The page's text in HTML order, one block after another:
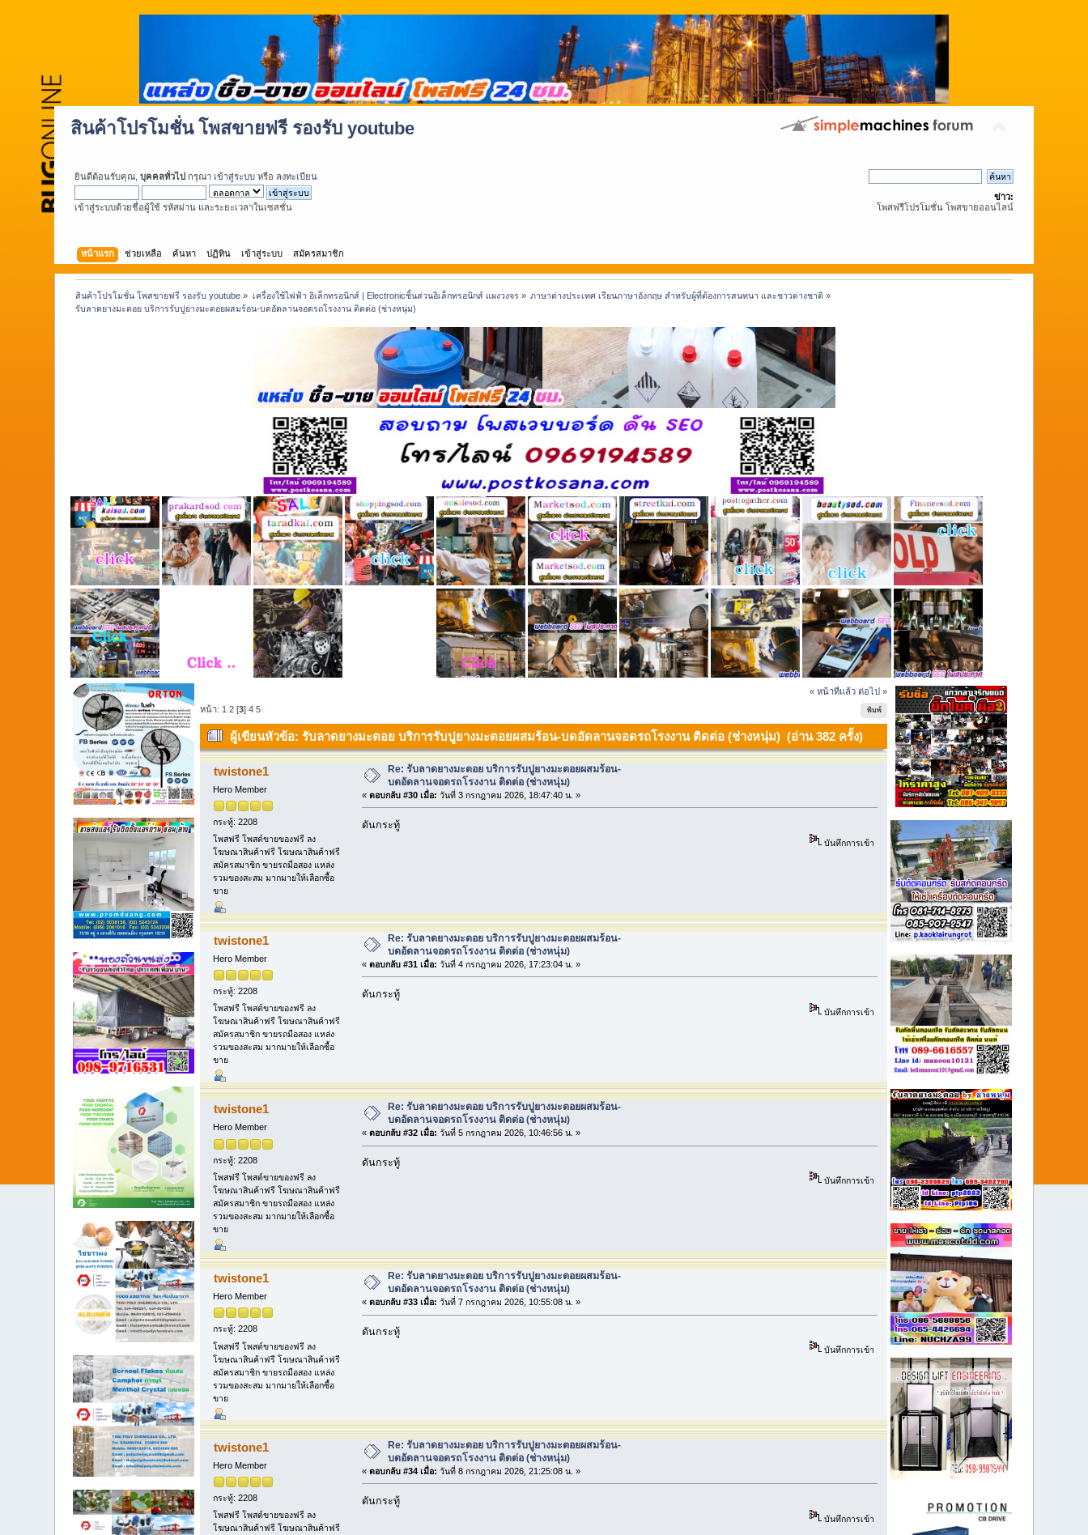
สินค้าโปรโมชั่น โพสขายฟรี รองรับ youtube
ยินดีต้อนรับคุณ,บุคคลทั่วไป กรุณา เข้าสู่ระบบ หรือ ลงทะเบียน
เข้าสู่ระบบด้วยชื่อผู้ใช้ รหัสผ่าน และระยะเวลาในเซสชั่น
ข่าว:
โพสฟรีโปรโมชั่น โพสขายออนไลน์
หน้าแรก ช่วยเหลือ ค้นหา ปฏิทิน เข้าสู่ระบบ สมัครสมาชิก
สินค้าโปรโมชั่น โพสขายฟรี รองรับ youtube » เครื่องใช้ไฟฟ้า อิเล็กทรอนิกส์ | Electronicชิ้นส่วนอิเล็กทรอนิกส์ แผงวงจร» ภาษาต่างประเทศ เรียนภาษาอังกฤษ สำหรับผู้ที่ต้องการสนทนา และชาวต่างชาติ »
รับลาดยางมะตอย บริการรับปูยางมะตอยผสมร้อน-บดอัดลานจอดรถโรงงาน ติดต่อ (ช่างหนุ่ม)
« หน้าที่แล้ว ต่อไป »
พิมพ์
หน้า: 1 2 [3]4 5
ผู้เขียนหัวข้อ: รับลาดยางมะตอย บริการรับปูยางมะตอยผสมร้อน-บดอัดลานจอดรถโรงงาน ติดต่อ (ช่างหนุ่ม) (อ่าน 382 ครั้ง)
twistone1
Hero Member
กระทู้: 2208
โพสฟรี โพสต์ขายของฟรี ลง
โฆษณาสินค้าฟรี โฆษณาสินค้าฟรี
สมัครสมาชิก ขายรถมือสอง แหล่ง
รวมของสะสม มากมายให้เลือกซื้อ
ขาย
Re: รับลาดยางมะตอย บริการรับปูยางมะตอยผสมร้อน-
บดอัดลานจอดรถโรงงาน ติดต่อ (ช่างหนุ่ม)
« ตอบกลับ #30 เมื่อ: วันที่ 3 กรกฎาคม 2026, 18:47:40 น. »
ดันกระทู้
บันทึกการเข้า
twistone1
Hero Member
กระทู้: 2208
โพสฟรี โพสต์ขายของฟรี ลง
โฆษณาสินค้าฟรี โฆษณาสินค้าฟรี
สมัครสมาชิก ขายรถมือสอง แหล่ง
รวมของสะสม มากมายให้เลือกซื้อ
ขาย
Re: รับลาดยางมะตอย บริการรับปูยางมะตอยผสมร้อน-
บดอัดลานจอดรถโรงงาน ติดต่อ (ช่างหนุ่ม)
« ตอบกลับ #31 เมื่อ: วันที่ 4 กรกฎาคม 2026, 17:23:04 น. »
ดันกระทู้
บันทึกการเข้า
twistone1
Hero Member
กระทู้: 2208
โพสฟรี โพสต์ขายของฟรี ลง
โฆษณาสินค้าฟรี โฆษณาสินค้าฟรี
สมัครสมาชิก ขายรถมือสอง แหล่ง
รวมของสะสม มากมายให้เลือกซื้อ
ขาย
Re: รับลาดยางมะตอย บริการรับปูยางมะตอยผสมร้อน-
บดอัดลานจอดรถโรงงาน ติดต่อ (ช่างหนุ่ม)
« ตอบกลับ #32 เมื่อ: วันที่ 5 กรกฎาคม 2026, 10:46:56 น. »
ดันกระทู้
บันทึกการเข้า
twistone1
Hero Member
กระทู้: 2208
โพสฟรี โพสต์ขายของฟรี ลง
โฆษณาสินค้าฟรี โฆษณาสินค้าฟรี
สมัครสมาชิก ขายรถมือสอง แหล่ง
รวมของสะสม มากมายให้เลือกซื้อ
ขาย
Re: รับลาดยางมะตอย บริการรับปูยางมะตอยผสมร้อน-
บดอัดลานจอดรถโรงงาน ติดต่อ (ช่างหนุ่ม)
« ตอบกลับ #33 เมื่อ: วันที่ 7 กรกฎาคม 2026, 10:55:08 น. »
ดันกระทู้
บันทึกการเข้า
twistone1
Hero Member
กระทู้: 2208
โพสฟรี โพสต์ขายของฟรี ลง
โฆษณาสินค้าฟรี โฆษณาสินค้าฟรี
Re: รับลาดยางมะตอย บริการรับปูยางมะตอยผสมร้อน-
บดอัดลานจอดรถโรงงาน ติดต่อ (ช่างหนุ่ม)
« ตอบกลับ #34 เมื่อ: วันที่ 8 กรกฎาคม 2026, 21:25:08 น. »
ดันกระทู้
บันทึกการเข้า